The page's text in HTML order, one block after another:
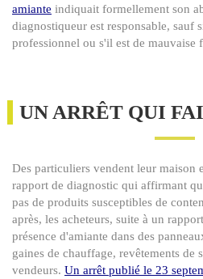
amiante indiquait formellement son
diagnostiqueur est responsable, sauf
professionnel ou s'il est de mauvaise
UN ARRÊT QUI
Des particuliers vendent leur maison
rapport de diagnostic qui affirmant
pas de produits susceptibles de
après, les acheteurs, suite à un
présence d'amiante dans des
gaines de chauffage, revêtements de
vendeurs. Un arrêt publié le 23